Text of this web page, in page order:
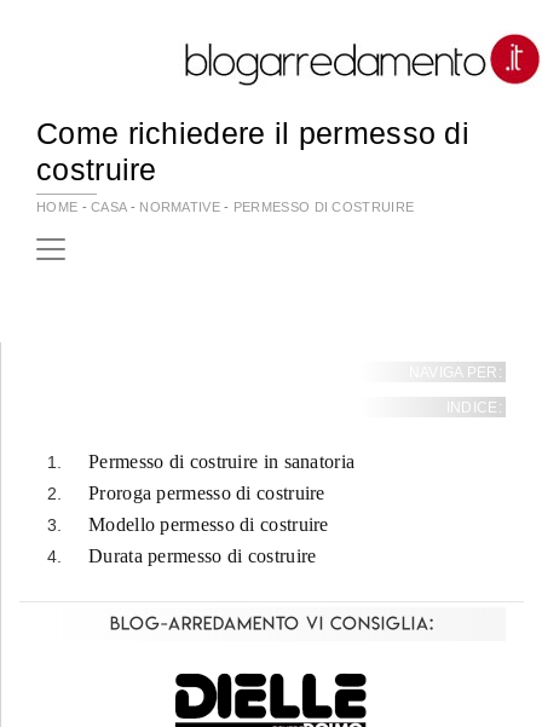
Come richiedere il permesso di
costruire
HOME -CASA- NORMATIVE - PERMESSO DI COSTRUIRE
NAVIGA PER:
INDICE:
Permesso di costruire in sanatoria
Proroga permesso di costruire
Modello permesso di costruire
Durata permesso di costruire
Blog-Arredamento vi consiglia: